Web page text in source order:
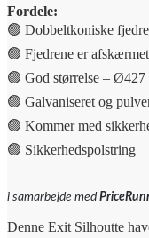
Fordele:
🟢 Dobbeltkoniske fjedre
🟢 Fjedrene er
🟢 God størrelse – Ø427
🟢 Galvaniseret og
🟢 Kommer med
🟢 Sikkerhedspolstring
i samarbejde med
Denne Exit Silhoutte